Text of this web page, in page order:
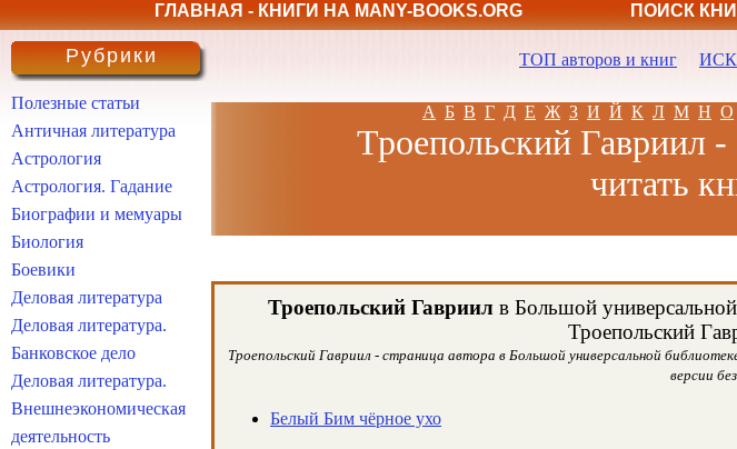
ГЛАВНАЯ - КНИГИ НА MANY-BOOKS.ORG ПОИСК
ТОП авторов и книг
А Б В Г Д Е Ж З И Й К Л М Н О
Троепольский Гавриил -
читать
Троепольский Гавриил в Большой
Троепольский
Троепольский Гавриил - страница автора в Большой универсальной
версии
Белый Бим чёрное ухо
Рубрики
Полезные статьи
Античная литература
Астрология
Астрология. Гадание
Биографии и мемуары
Биология
Боевики
Деловая литература
Деловая литература.
Банковское дело
Деловая литература.
Внешнеэкономическая
деятельность